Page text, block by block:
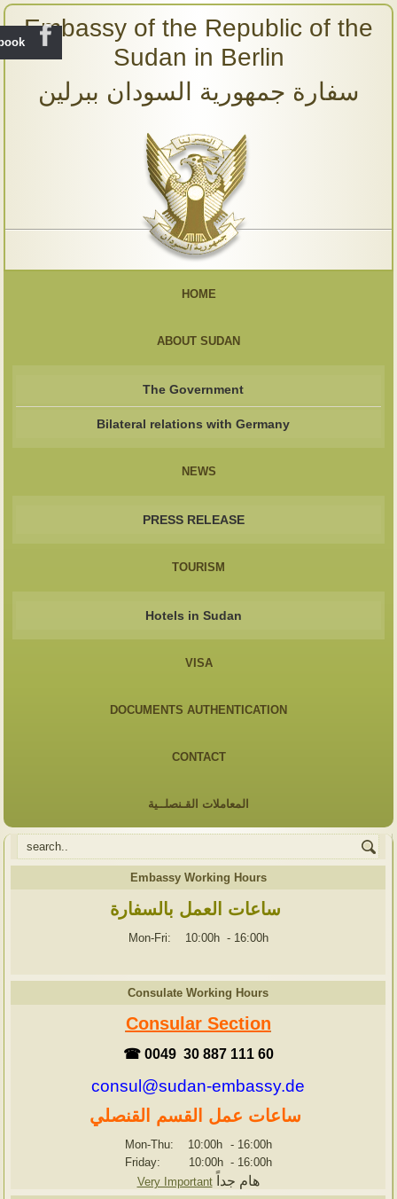
Embassy of the Republic of the
Sudan in Berlin
سفارة جمهورية السودان ببرلين
HOME
ABOUT SUDAN
The Government
Bilateral relations with Germany
NEWS
PRESS RELEASE
TOURISM
Hotels in Sudan
VISA
DOCUMENTS AUTHENTICATION
CONTACT
المعاملات القـنصلــية
Embassy Working Hours
ساعات العمل بالسفارة
Mon-Fri: 10:00h - 16:00h
Consulate Working Hours
Consular Section
☎ 0049 30 887 111 60
consul@sudan-embassy.de
ساعات عمل القسم القنصلي
Mon-Thu: 10:00h - 16:00h
Friday: 10:00h - 16:00h
Very Important
هام جداً